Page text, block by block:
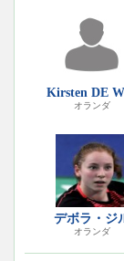
Kirsten DE
オランダ
デボラ・ジ
オランダ